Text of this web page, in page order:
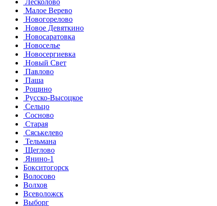
Малое Верево
Новогорелово
Новое Девяткино
Новосаратовка
Новоселье
Новосергиевка
Новый Свет
Павлово
Паша
Рощино
Русско-Высоцкое
Сельцо
Сосново
Старая
Сяськелево
Тельмана
Щеглово
Янино-1
Бокситогорск
Волосово
Волхов
Всеволожск
Выборг